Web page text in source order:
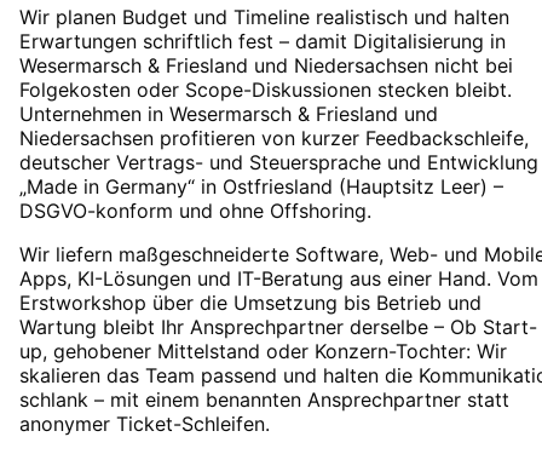
Wir planen Budget und Timeline realistisch und halten
Erwartungen schriftlich fest – damit Digitalisierung in
Wesermarsch & Friesland und Niedersachsen nicht bei
Folgekosten oder Scope-Diskussionen stecken bleibt.
Unternehmen in Wesermarsch & Friesland und
Niedersachsen profitieren von kurzer Feedbackschleife,
deutscher Vertrags- und Steuersprache und Entwicklung
„Made in Germany“ in Ostfriesland (Hauptsitz Leer) –
DSGVO-konform und ohne Offshoring.
Wir liefern maßgeschneiderte Software, Web- und
Apps, KI-Lösungen und IT-Beratung aus einer Hand. Vom
Erstworkshop über die Umsetzung bis Betrieb und
Wartung bleibt Ihr Ansprechpartner derselbe – Ob Start-
up, gehobener Mittelstand oder Konzern-Tochter: Wir
skalieren das Team passend und halten die
schlank – mit einem benannten Ansprechpartner statt
anonymer Ticket-Schleifen.